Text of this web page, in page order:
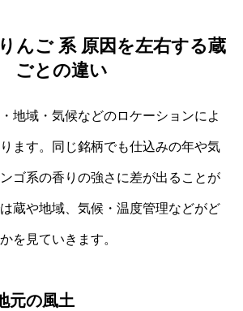
んご 系 原因を左右する蔵
ごとの違い
地域・気候などのロケーションによ
ます。同じ銘柄でも仕込みの年や気
ゴ系の香りの強さに差が出ることが
蔵や地域、気候・温度管理などがど
を見ていきます。
元の風土